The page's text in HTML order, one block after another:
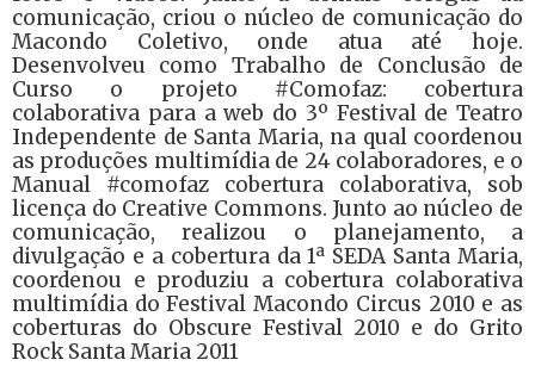
comunicação, criou o núcleo de comunicação do
Macondo Coletivo, onde atua até hoje.
Desenvolveu como Trabalho de Conclusão de
Curso o projeto #Comofaz: cobertura
colaborativa para a web do 3º Festival de Teatro
Independente de Santa Maria, na qual coordenou
as produções multimídia de 24 colaboradores, e o
Manual #comofaz cobertura colaborativa, sob
licença do Creative Commons. Junto ao núcleo de
comunicação, realizou o planejamento, a
divulgação e a cobertura da 1ª SEDA Santa Maria,
coordenou e produziu a cobertura colaborativa
multimídia do Festival Macondo Circus 2010 e as
coberturas do Obscure Festival 2010 e do Grito
Rock Santa Maria 2011